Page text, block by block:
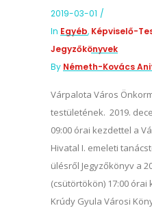
2019-03-01
In Egyéb, Képviselő-
Jegyzőkönyvek
By Németh-Kovács
Várpalota Város
testületének. 2019.
09:00 órai kezdettel a
Hivatal I. emeleti
ülésről Jegyzőkönyv a
(csütörtökön) 17:00
Krúdy Gyula Városi